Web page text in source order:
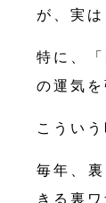
が、実
特に、
の運気
こうい
毎年、
きる裏